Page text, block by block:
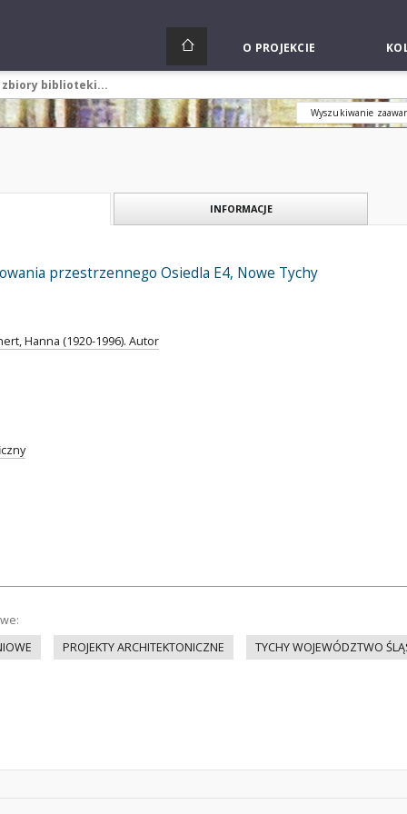
O PROJEKCIE
Wyszukiwanie
INFORMACJE
przestrzennego Osiedla E4, Nowe Tychy
Hanna (1920-1996). Autor
PROJEKTY ARCHITEKTONICZNE TYCHY WOJEWÓDZTWO